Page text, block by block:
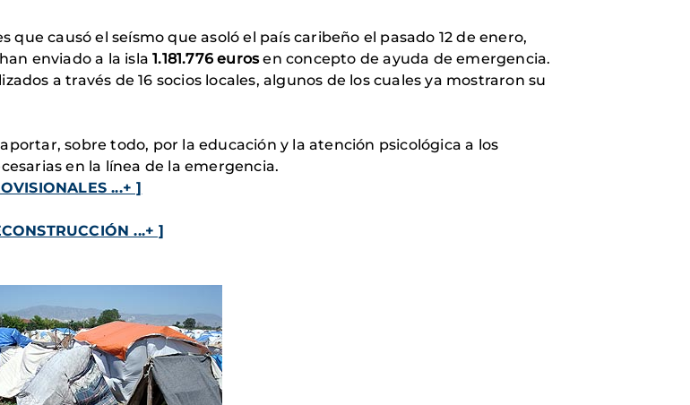
causó el seísmo que asoló el país caribeño el pasado 12 de enero,
enviado a la isla1.181.776 eurosen concepto de ayuda de emergencia.
a través de 16 socios locales, algunos de los cuales ya mostraron su
sobre todo, por la educación y la atención psicológica a los
en la línea de la emergencia.
...+ ]
...+ ]